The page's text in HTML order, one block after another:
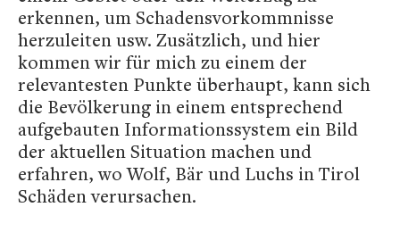
erkennen, um Schadensvorkommnisse
herzuleiten usw. Zusätzlich, und hier
kommen wir für mich zu einem der
relevantesten Punkte überhaupt, kann sich
die Bevölkerung in einem entsprechend
aufgebauten Informationssystem ein Bild
der aktuellen Situation machen und
erfahren, wo Wolf, Bär und Luchs in Tirol
Schäden verursachen.